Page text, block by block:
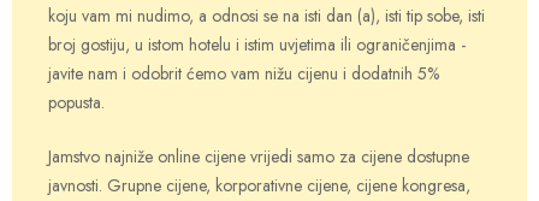
koju vam mi nudimo, a odnosi se na isti dan (a), isti tip sobe, isti
broj gostiju, u istom hotelu i istim uvjetima ili ograničenjima -
javite nam i odobrit ćemo vam nižu cijenu i dodatnih 5%
popusta.
Jamstvo najniže online cijene vrijedi samo za cijene dostupne
javnosti. Grupne cijene, korporativne cijene, cijene kongresa,